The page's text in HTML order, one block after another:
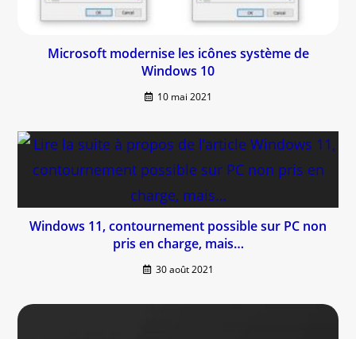
Microsoft modernise les icônes système de
Windows 10
10 mai 2021
Windows 11, contournement possible sur PC non
pris en charge, mais…
30 août 2021